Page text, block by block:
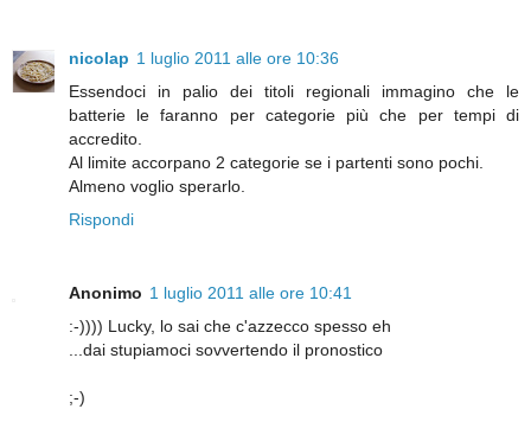
nicolap 1 luglio 2011 alle ore 10:36
Essendoci in palio dei titoli regionali immagino che le
batterie le faranno per categorie più che per tempi di
accredito.
Al limite accorpano 2 categorie se i partenti sono pochi.
Almeno voglio sperarlo.
Rispondi
Anonimo 1 luglio 2011 alle ore 10:41
:-)))) Lucky, lo sai che c'azzecco spesso eh
...dai stupiamoci sovvertendo il pronostico
;-)